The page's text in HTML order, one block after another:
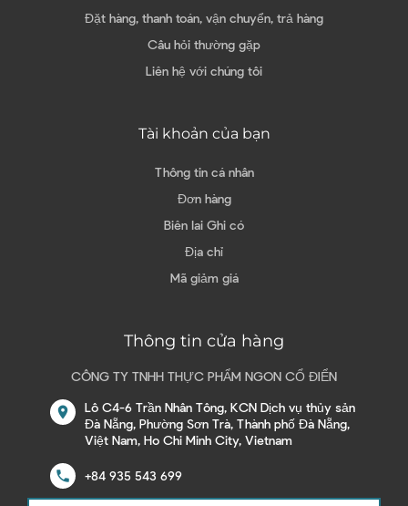
Đặt hàng, thanh toán, vận chuyển, trả hàng
Câu hỏi thường gặp
Liên hệ với chúng tôi
Tài khoản của bạn
Thông tin cá nhân
Đơn hàng
Biên lai Ghi có
Địa chỉ
Mã giảm giá
Thông tin cửa hàng
CÔNG TY TNHH THỰC PHẨM NGON CỔ ĐIỂN
location_on
Lô C4-6 Trần Nhân Tông, KCN Dịch vụ thủy sản
Đà Nẵng, Phường Sơn Trà, Thành phố Đà Nẵng,
Việt Nam, Ho Chi Minh City, Vietnam
call +84 935 543 699